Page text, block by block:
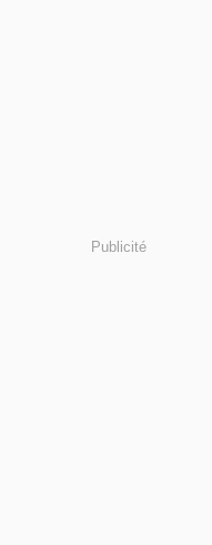
Publicité